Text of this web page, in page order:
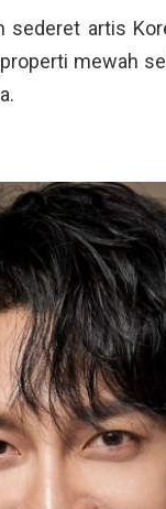
sederet artis
mewah